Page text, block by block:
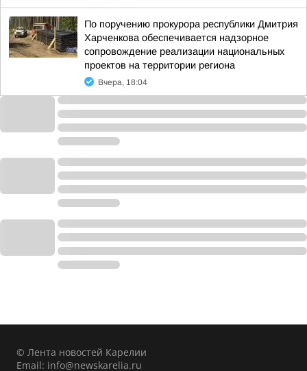
По поручению прокурора республики Дмитрия
Харченкова обеспечивается надзорное
сопровождение реализации национальных
проектов на территории региона
Вчера, 18:04
© Лента новостей Карелии
Email: info@newskarelia.ru